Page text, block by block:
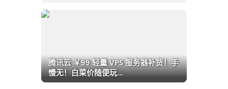
腾讯云 ￥99 轻量 VPS 服务器补货！手
慢无！白菜价随便玩...